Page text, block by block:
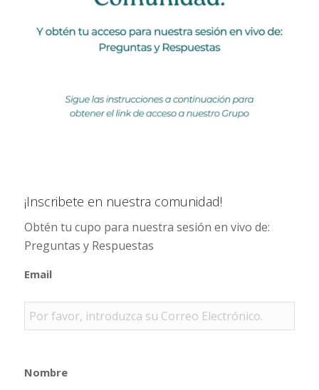
¡Inscribete en nuestra comunidad!
Obtén tu cupo para nuestra sesión en vivo de:
Preguntas y Respuestas
Email
Nombre